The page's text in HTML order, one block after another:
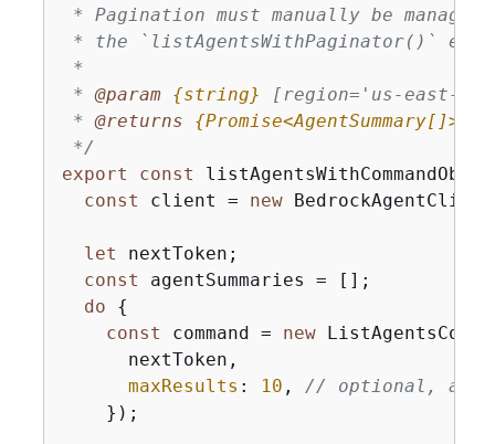
* Pagination must manually be
* the `listAgentsWithPaginator()`
*
* @param {string}
[region='us-east-1']
* @returns {Promise<AgentSummary[]>}
*/
export
const
const client = new
let nextToken;
const agentSummaries = [];
do
{
const command = new
      nextToken,
maxResults : 10 , // optional,
    });